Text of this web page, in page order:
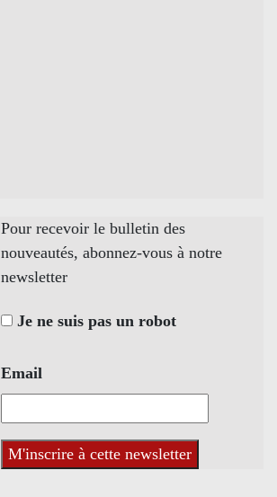
Pour recevoir le bulletin des
nouveautés, abonnez-vous à notre
newsletter
Je ne suis pas un robot
Email